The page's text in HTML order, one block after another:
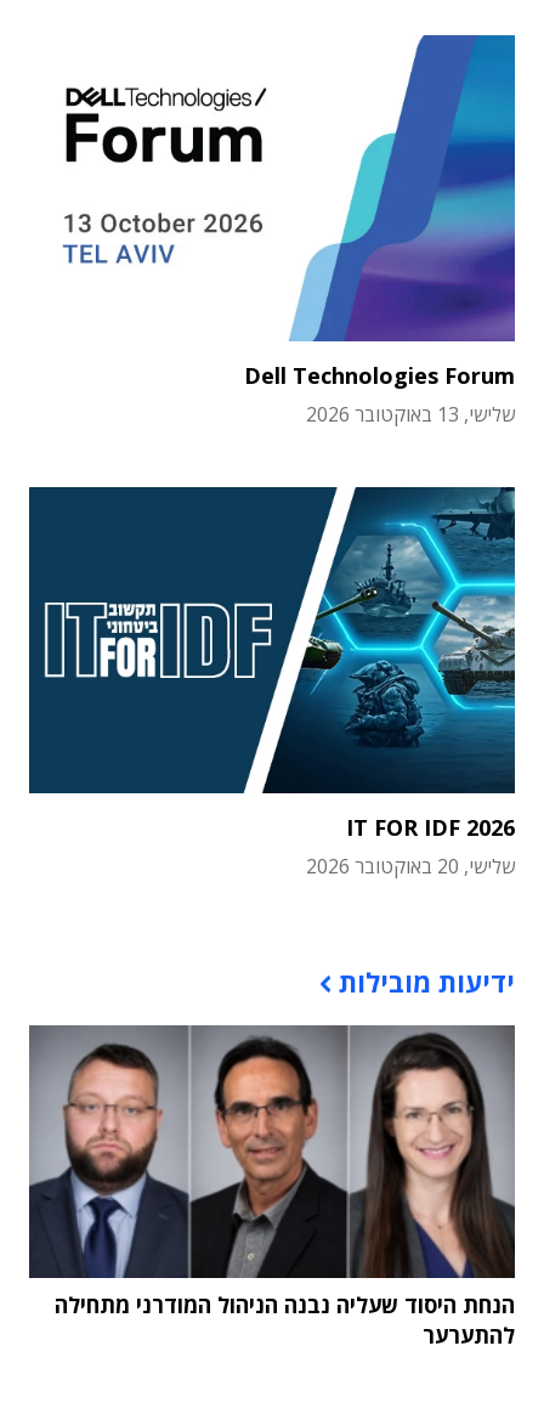
Dell Technologies Forum
שלישי, 13 באוקטובר 2026
IT FOR IDF 2026
שלישי, 20 באוקטובר 2026
ידיעות מובילות
הנחת היסוד שעליה נבנה הניהול המודרני מתחילה
להתערער